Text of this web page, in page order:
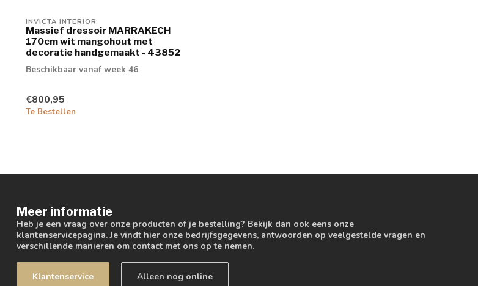
INVICTA INTERIOR
Massief dressoir MARRAKECH
170cm wit mangohout met
decoratie handgemaakt - 43852
Beschikbaar vanaf week 46
€800,95
Te Bestellen
Meer informatie
Heb je een vraag over onze producten of je bestelling? Bekijk dan ook eens onze
klantenservicepagina. Je vindt hier onze bedrijfsgegevens, antwoorden op veelgestelde vragen en
verschillende manieren om contact met ons op te nemen.
Klantenservice Alleen nog online